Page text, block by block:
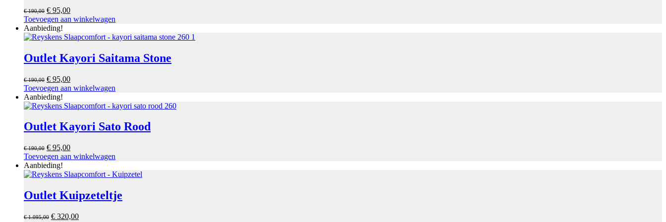
€190,00 Oorspronkelijke
prijs
was:
€ 190,00.
€ 95,00Huidige
prijs
€ 95,00.
Toevoegen aan winkelwagen
Aanbieding!
Outlet Kayori Saitama Stone
€190,00 Oorspronkelijke
prijs
was:
€ 190,00.
€ 95,00Huidige
prijs
€ 95,00.
Toevoegen aan winkelwagen
Aanbieding!
Outlet Kayori Sato Rood
€190,00 Oorspronkelijke
prijs
was:
€ 190,00.
€ 95,00Huidige
prijs
€ 95,00.
Toevoegen aan winkelwagen
Aanbieding!
Outlet Kuipzeteltje
€1.095,00 Oorspronkelijke
€ 320,00Huidige